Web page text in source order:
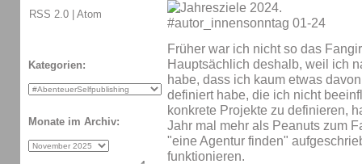
Früher war ich nicht so das
Hauptsächlich deshalb, weil ich
habe, dass ich kaum etwas
definiert habe, die ich nicht
konkrete Projekte zu definieren,
Jahr mal mehr als Peanuts zum
"eine Agentur finden"
funktionieren.
RSS 2.0 | Atom
Kategorien:
Monate im Archiv: